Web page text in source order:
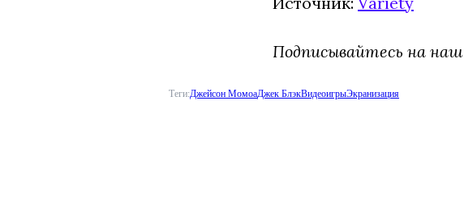
Подписывайтесь на наш
Теги:Джейсон МомоаДжек БлэкВидеоигрыЭкранизация